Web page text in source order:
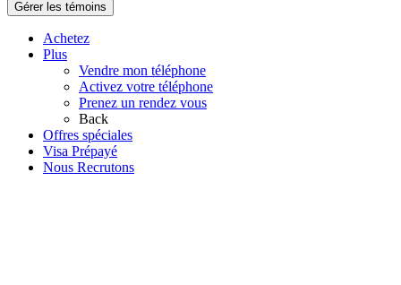
Gérer les témoins
Achetez
Plus
Vendre mon téléphone
Activez votre téléphone
Prenez un rendez vous
Back
Offres spéciales
Visa Prépayé
Nous Recrutons